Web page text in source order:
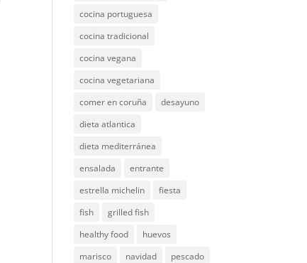
cocina portuguesa
cocina tradicional
cocina vegana
cocina vegetariana
comer en coruña
desayuno
dieta atlantica
dieta mediterránea
ensalada
entrante
estrella michelin
fiesta
fish
grilled fish
healthy food
huevos
marisco
navidad
pescado